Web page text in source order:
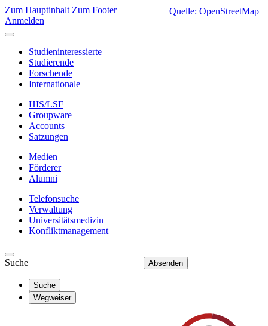
Zum Hauptinhalt Zum Footer
Anmelden
Studieninteressierte
Studierende
Forschende
Internationale
HIS/LSF
Groupware
Accounts
Satzungen
Medien
Förderer
Alumni
Telefonsuche
Verwaltung
Universitätsmedizin
Konfliktmanagement
Suche Absenden
Suche
Wegweiser
Quelle: OpenStreetMap